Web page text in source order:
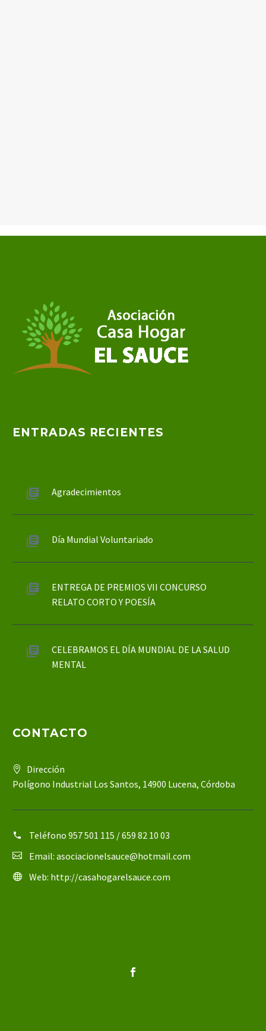
ENTRADAS RECIENTES
Agradecimientos
Día Mundial Voluntariado
ENTREGA DE PREMIOS VII CONCURSO
RELATO CORTO Y POESÍA
CELEBRAMOS EL DÍA MUNDIAL DE LA SALUD
MENTAL
CONTACTO
Dirección
Polígono Industrial Los Santos, 14900 Lucena, Córdoba
Teléfono 957 501 115 / 659 82 10 03
Email: asociacionelsauce@hotmail.com
Web: http://casahogarelsauce.com